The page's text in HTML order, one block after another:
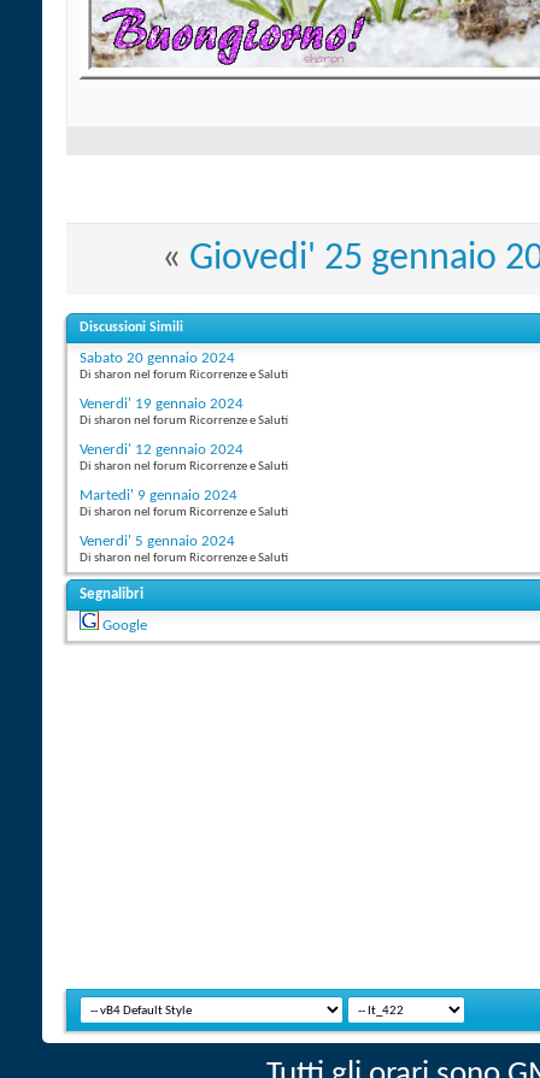
« Giovedi' 25 gennaio
Discussioni Simili
Sabato 20 gennaio 2024
Di sharon nel forum Ricorrenze e Saluti
Venerdi' 19 gennaio 2024
Di sharon nel forum Ricorrenze e Saluti
Venerdi' 12 gennaio 2024
Di sharon nel forum Ricorrenze e Saluti
Martedi' 9 gennaio 2024
Di sharon nel forum Ricorrenze e Saluti
Venerdi' 5 gennaio 2024
Di sharon nel forum Ricorrenze e Saluti
Segnalibri
Google